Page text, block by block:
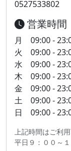
0527533802
営業時間
月 09:00 -
火 09:00 -
水 09:00 -
木 09:00 -
金 09:00 -
土 09:00 -
日 09:00 -
上記時間はご利
平日９：００～